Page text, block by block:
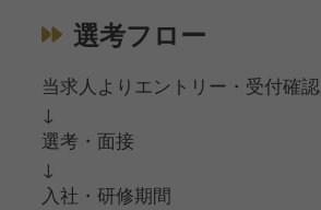
選考フロー
当求人よりエントリー・受付確認
↓
選考・面接
↓
入社・研修期間